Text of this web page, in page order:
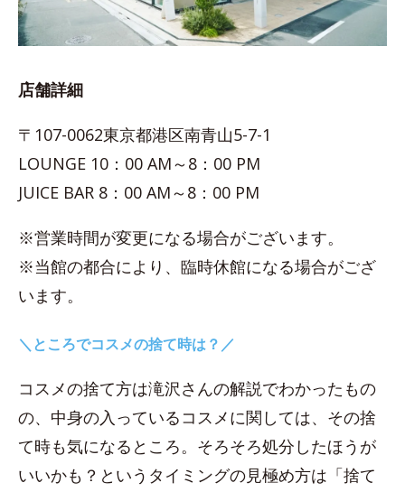
店舗詳細
〒107-0062東京都港区南青山5-7-1
LOUNGE 10：00 AM～8：00 PM
JUICE BAR 8：00 AM～8：00 PM
※営業時間が変更になる場合がございます。
※当館の都合により、臨時休館になる場合がござ
います。
＼ところでコスメの捨て時は？／
コスメの捨て方は滝沢さんの解説でわかったもの
の、中身の入っているコスメに関しては、その捨
て時も気になるところ。そろそろ処分したほうが
いいかも？というタイミングの見極め方は「捨て